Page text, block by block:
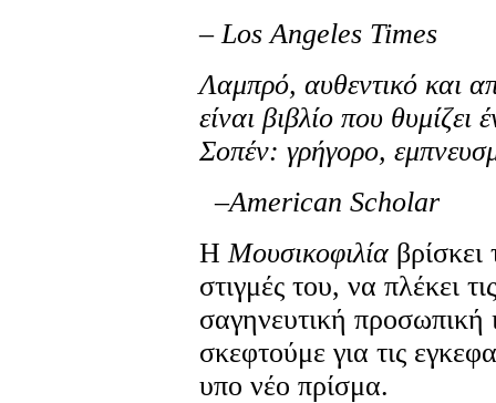
– Los Angeles Times
Λαμπρό, αυθεντικό και
είναι βιβλίο που
Σοπέν: γρήγορο,
–American Scholar
ΗΜουσικοφιλία
στιγμές του, να πλέκει
σαγηνευτική προσωπική
σκεφτούμε για τις
υπο νέο πρίσμα.